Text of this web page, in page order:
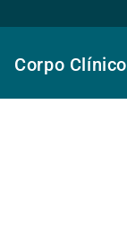
Corpo Clínico